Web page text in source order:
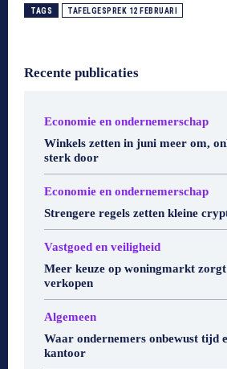
TAGS TAFELGESPREK 12 FEBRUARI
Recente publicaties
Economie en ondernemerschap
Winkels zetten in juni meer om,
sterk door
Economie en ondernemerschap
Strengere regels zetten kleine
Vastgoed en veiligheid
Meer keuze op woningmarkt
verkopen
Algemeen
Waar ondernemers onbewust tijd
kantoor